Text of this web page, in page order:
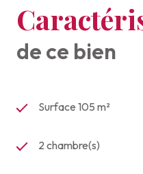
de ce bien
Surface 105 m²
2 chambre(s)